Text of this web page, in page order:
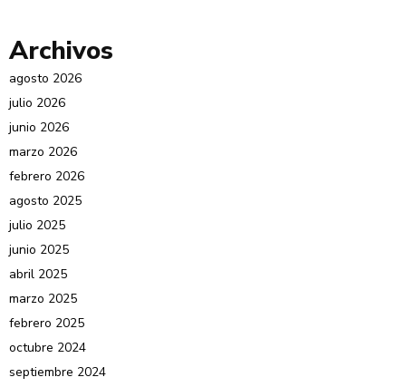
Archivos
agosto 2026
julio 2026
junio 2026
marzo 2026
febrero 2026
agosto 2025
julio 2025
junio 2025
abril 2025
marzo 2025
febrero 2025
octubre 2024
septiembre 2024